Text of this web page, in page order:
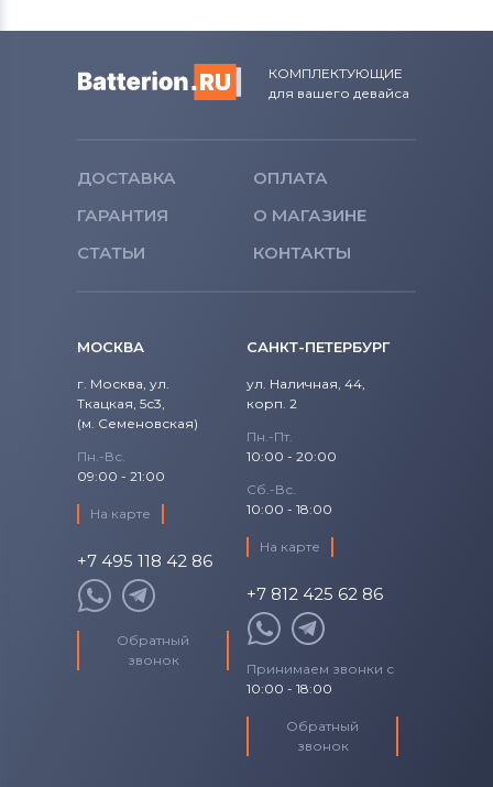
КОМПЛЕКТУЮЩИЕ
для вашего девайса
ДОСТАВКА
ОПЛАТА
ГАРАНТИЯ
О МАГАЗИНЕ
СТАТЬИ
КОНТАКТЫ
МОСКВА
г. Москва, ул.
Ткацкая, 5с3,
(м. Семеновская)
Пн.-Вс.
09:00 - 21:00
На карте
+7 495 118 42 86
Обратный
звонок
САНКТ-ПЕТЕРБУРГ
ул. Наличная, 44,
корп. 2
Пн.-Пт.
10:00 - 20:00
Сб.-Вс.
10:00 - 18:00
На карте
+7 812 425 62 86
Принимаем звонки с
10:00 - 18:00
Обратный
звонок